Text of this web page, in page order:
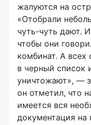
жалуются на
«Отобрали
чуть-чуть дают.
чтобы они
комбинат. А всех
в черный список
уничтожают», —
он отметил, что
имеется вся
документация на